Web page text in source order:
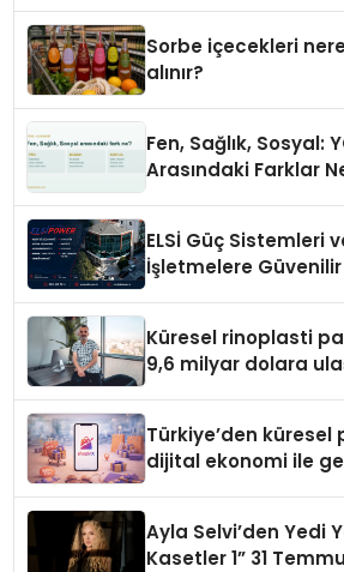
Sorbe içecekleri
alınır?
Fen, Sağlık, Sosyal:
Arasındaki Farklar
ELSİ Güç Sistemleri
İşletmelere
Küresel rinoplasti
9,6 milyar dolara
Türkiye’den küresel
dijital ekonomi ile
Ayla Selvi’den Yedi
Kasetler 1” 31